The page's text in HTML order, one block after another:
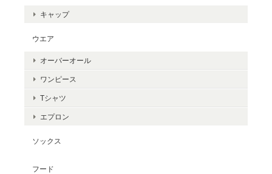
キャップ
ウエア
オーバーオール
ワンピース
Tシャツ
エプロン
ソックス
フード